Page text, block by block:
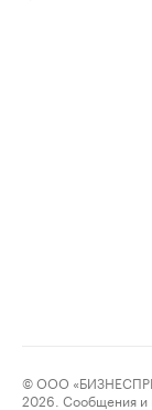
© ООО
2026. Сообщения и